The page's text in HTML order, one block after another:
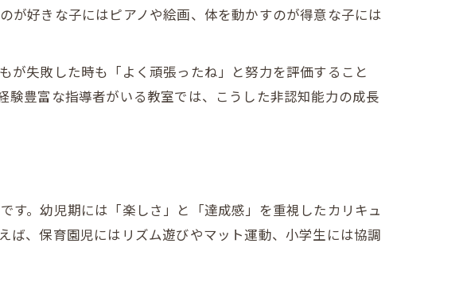
が好きな子にはピアノや絵画、体を動かすのが得意な子には
失敗した時も「よく頑張ったね」と努力を評価すること
豊富な指導者がいる教室では、こうした非認知能力の成長
。幼児期には「楽しさ」と「達成感」を重視したカリキュ
ば、保育園児にはリズム遊びやマット運動、小学生には協調